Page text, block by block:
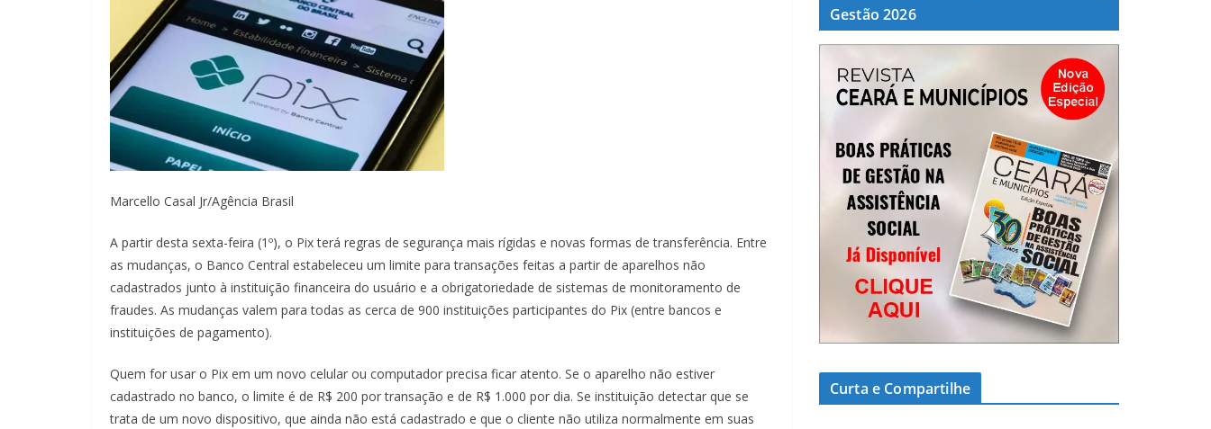
Marcello Casal Jr/Agência Brasil
A partir desta sexta-feira (1º), o Pix terá regras de segurança mais rígidas e novas formas de transferência. Entre
as mudanças, o Banco Central estabeleceu um limite para transações feitas a partir de aparelhos não
cadastrados junto à instituição financeira do usuário e a obrigatoriedade de sistemas de monitoramento de
fraudes. As mudanças valem para todas as cerca de 900 instituições participantes do Pix (entre bancos e
instituições de pagamento).
Quem for usar o Pix em um novo celular ou computador precisa ficar atento. Se o aparelho não estiver
cadastrado no banco, o limite é de R$ 200 por transação e de R$ 1.000 por dia. Se instituição detectar que se
trata de um novo dispositivo, que ainda não está cadastrado e que o cliente não utiliza normalmente em suas
Gestão 2026
Curta e Compartilhe